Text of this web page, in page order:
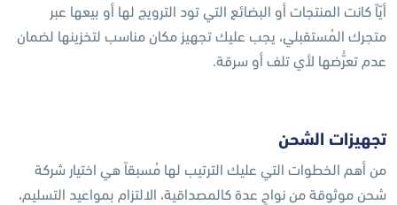
أيّاً كانت المنتجات أو البضائع التي تود الترويج لها أو بيعها عبر
متجرك المُستقبلي، يجب عليك تجهيز مكان مناسب لتخزينها لضمان
عدم تعرُّضها لأي تلف أو سرقة.
تجهيزات الشحن
من أهم الخطوات التي عليك الترتيب لها مُسبقاً هي اختيار شركة
شحن موثوقة من نواحٍ عدة كالمصداقية، الالتزام بمواعيد التسليم،